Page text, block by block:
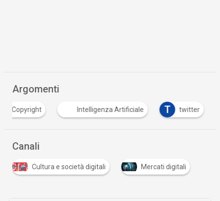
Argomenti
Copyright Intelligenza Artificiale T twitter
Canali
Cultura e società digitali Mercati digitali